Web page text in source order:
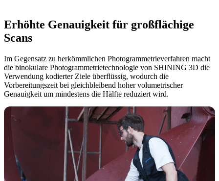
Erhöhte Genauigkeit für großflächige
Scans
Im Gegensatz zu herkömmlichen Photogrammetrieverfahren macht
die binokulare Photogrammetrietechnologie von SHINING 3D die
Verwendung kodierter Ziele überflüssig, wodurch die
Vorbereitungszeit bei gleichbleibend hoher volumetrischer
Genauigkeit um mindestens die Hälfte reduziert wird.